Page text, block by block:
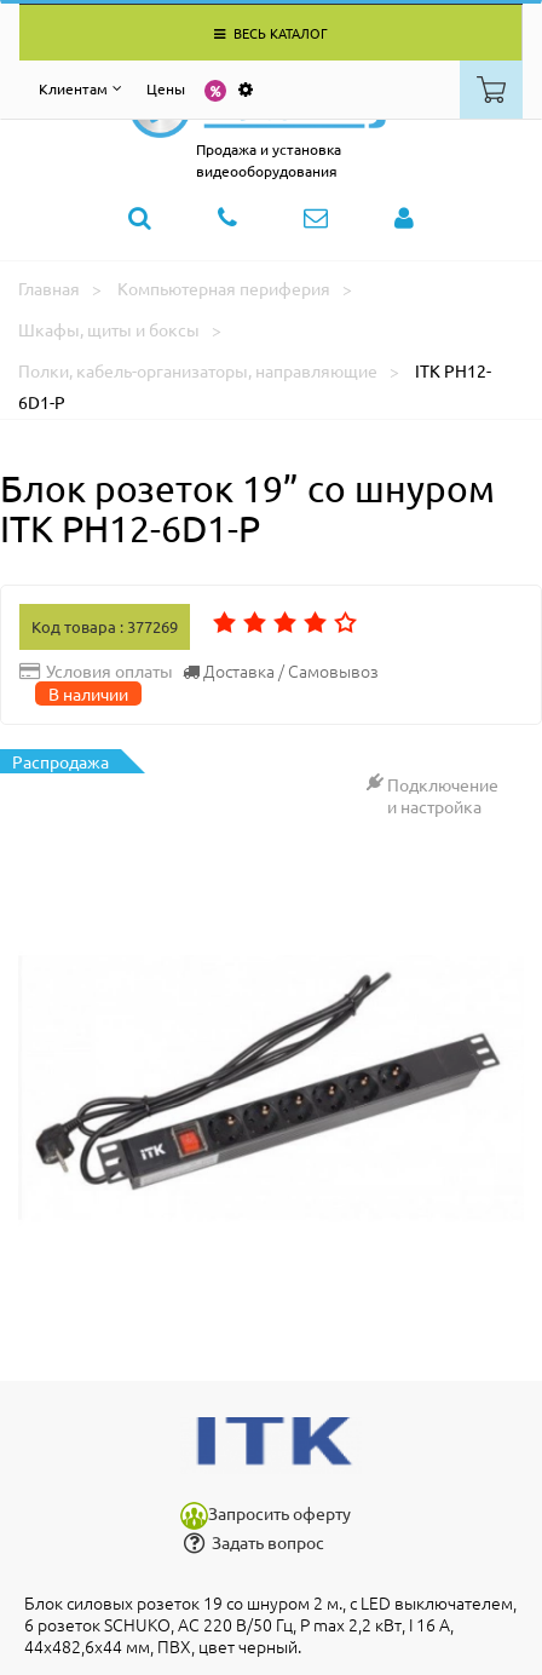
ВЕСЬ КАТАЛОГ
Клиентам Цены
Продажа и установка
видеооборудования
Главная
Компьютерная периферия
Шкафы, щиты и боксы
Полки, кабель-организаторы, направляющие
ITK PH12-
6D1-P
Блок розеток 19” со шнуром
ITK PH12-6D1-P
Код товара : 377269
Условия оплаты Доставка / Самовывоз
В наличии
Распродажа
Подключение
и настройка
Запросить оферту
Задать вопрос
Блок силовых розеток 19 со шнуром 2 м., с LED выключателем,
6 розеток SCHUKO, AC 220 В/50 Гц, P max 2,2 кВт, I 16 А,
44х482,6х44 мм, ПВХ, цвет черный.